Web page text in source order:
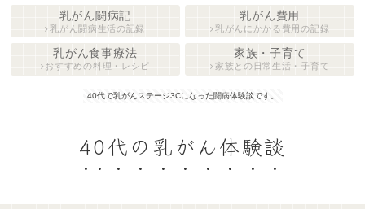
40代で乳がんステージ3Cになった闘病体験談です。
40代の乳がん体験談
乳がん闘病記
乳がん闘病生活の記録
乳がん費用
乳がんにかかる費用の記録
乳がん食事療法
おすすめの料理・レシピ
家族・子育て
家族との日常生活・子育て